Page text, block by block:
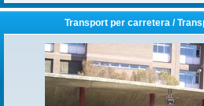
Transport per carretera /